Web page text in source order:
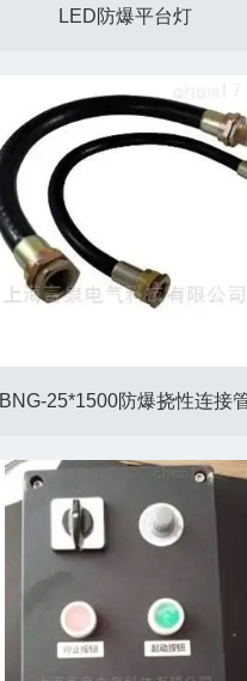
LED防爆平台灯
BNG-25*1500防爆挠性连接